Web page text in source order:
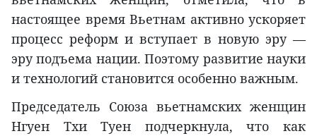
настоящее время Вьетнам активно ускоряет
процесс реформ и вступает в новую эру —
эру подъема нации. Поэтому развитие науки
и технологий становится особенно важным.
Председатель Союза вьетнамских женщин
Нгуен Тхи Туен подчеркнула, что как